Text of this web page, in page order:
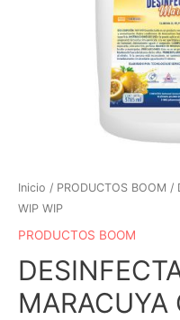
Inicio / PRODUCTOS BOOM /
WIP WIP
PRODUCTOS BOOM
MARACUYA